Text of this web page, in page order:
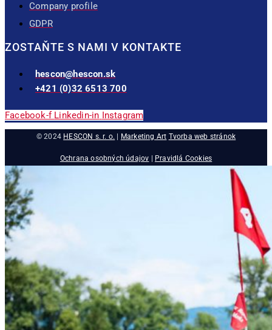
Company profile
GDPR
ZOSTAŇTE S NAMI V KONTAKTE
hescon@hescon.sk
+421 (0)32 6513 700
Facebook-f Linkedin-in Instagram
© 2024 HESCON s. r. o. Marketing Art Tvorba web stránok
Ochrana osobných údajov Pravidlá Cookies